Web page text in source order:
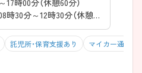
17時00分（休憩60分）
30分～12時30分（休憩0分）
託児所・保育支援あり マイカー通勤可